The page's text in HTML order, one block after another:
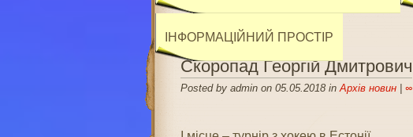
ІНФОРМАЦІЙНИЙ ПРОСТІР
Скоропад Георгій Дмитрович
Posted by admin on 05.05.2018 inАрхів новин| ∞